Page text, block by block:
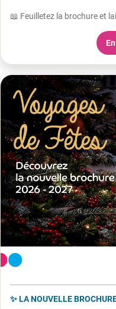
📖 Feuilletez la brochure et
✨ LA NOUVELLE